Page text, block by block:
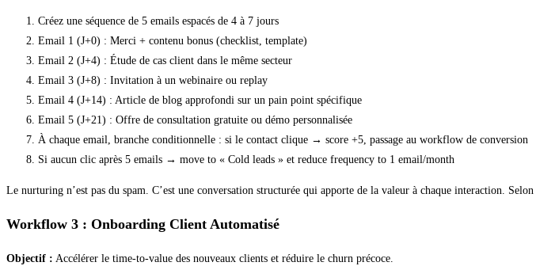
Créez une séquence de 5 emails espacés de 4 à 7 jours
Email 1 (J+0) : Merci + contenu bonus (checklist, template)
Email 2 (J+4) : Étude de cas client dans le même secteur
Email 3 (J+8) : Invitation à un webinaire ou replay
Email 4 (J+14) : Article de blog approfondi sur un pain point spécifique
Email 5 (J+21) : Offre de consultation gratuite ou démo personnalisée
À chaque email, branche conditionnelle : si le contact clique → score +5, passage au workflow de conversion
Si aucun clic après 5 emails → move to « Cold leads » et reduce frequency to 1 email/month
Le nurturing n’est pas du spam. C’est une conversation structurée qui apporte de la valeur à chaque interaction. Selon
Workflow 3 : Onboarding Client Automatisé
Objectif : Accélérer le time-to-value des nouveaux clients et réduire le churn précoce.